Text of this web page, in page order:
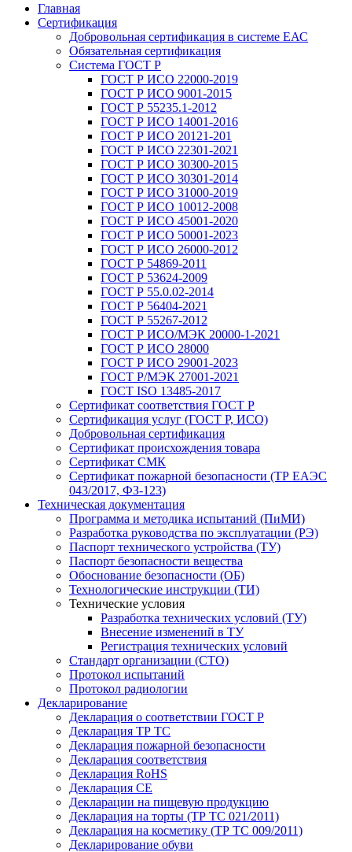
Главная
Сертификация
Добровольная сертификация в системе ЕАС
Обязательная сертификация
Система ГОСТ Р
ГОСТ Р ИСО 22000-2019
ГОСТ Р ИСО 9001-2015
ГОСТ Р 55235.1-2012
ГОСТ Р ИСО 14001-2016
ГОСТ Р ИСО 20121-201
ГОСТ Р ИСО 22301-2021
ГОСТ Р ИСО 30300-2015
ГОСТ Р ИСО 30301-2014
ГОСТ Р ИСО 31000-2019
ГОСТ Р ИСО 10012-2008
ГОСТ Р ИСО 45001-2020
ГОСТ Р ИСО 50001-2023
ГОСТ Р ИСО 26000-2012
ГОСТ Р 54869-2011
ГОСТ Р 53624-2009
ГОСТ Р 55.0.02-2014
ГОСТ Р 56404-2021
ГОСТ Р 55267-2012
ГОСТ Р ИСО/МЭК 20000-1-2021
ГОСТ Р ИСО 28000
ГОСТ Р ИСО 29001-2023
ГОСТ Р/МЭК 27001-2021
ГОСТ ISO 13485-2017
Сертификат соответствия ГОСТ Р
Сертификация услуг (ГОСТ Р, ИСО)
Добровольная сертификация
Сертификат происхождения товара
Сертификат СМК
Сертификат пожарной безопасности (ТР ЕАЭС
043/2017, ФЗ-123)
Техническая документация
Программа и методика испытаний (ПиМИ)
Разработка руководства по эксплуатации (РЭ)
Паспорт технического устройства (ТУ)
Паспорт безопасности вещества
Обоснование безопасности (ОБ)
Технологические инструкции (ТИ)
Технические условия
Разработка технических условий (ТУ)
Внесение изменений в ТУ
Регистрация технических условий
Стандарт организации (СТО)
Протокол испытаний
Протокол радиологии
Декларирование
Декларация о соответствии ГОСТ Р
Декларация ТР ТС
Декларация пожарной безопасности
Декларация соответствия
Декларация RoHS
Декларация СЕ
Декларации на пищевую продукцию
Декларация на торты (ТР ТС 021/2011)
Декларация на косметику (ТР ТС 009/2011)
Декларирование обуви